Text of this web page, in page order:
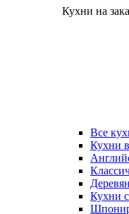
Кухни на
Все
Кухни
Кухни